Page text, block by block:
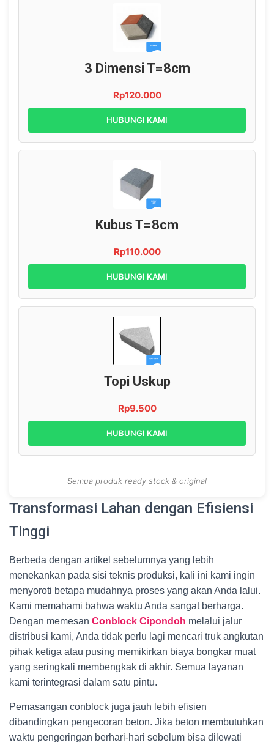
3 Dimensi T=8cm
Rp120.000
HUBUNGI KAMI
Kubus T=8cm
Rp110.000
HUBUNGI KAMI
Topi Uskup
Rp9.500
HUBUNGI KAMI
Semua produk ready stock & original
Transformasi Lahan dengan Efisiensi
Tinggi
Berbeda dengan artikel sebelumnya yang lebih
menekankan pada sisi teknis produksi, kali ini kami ingin
menyoroti betapa mudahnya proses yang akan Anda lalui.
Kami memahami bahwa waktu Anda sangat berharga.
Dengan memesan Conblock Cipondoh melalui jalur
distribusi kami, Anda tidak perlu lagi mencari truk angkutan
pihak ketiga atau pusing memikirkan biaya bongkar muat
yang seringkali membengkak di akhir. Semua layanan
kami terintegrasi dalam satu pintu.
Pemasangan conblock juga jauh lebih efisien
dibandingkan pengecoran beton. Jika beton membutuhkan
waktu pengeringan berhari-hari sebelum bisa dilewati